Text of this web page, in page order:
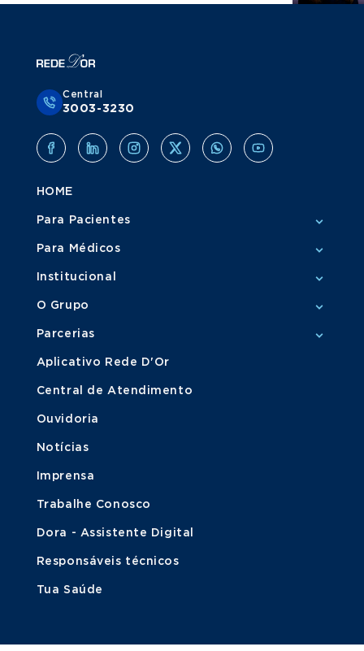
Central
3003-3230
HOME
Para Pacientes
Para Médicos
Institucional
O Grupo
Parcerias
Aplicativo Rede D'Or
Central de Atendimento
Ouvidoria
Notícias
Imprensa
Trabalhe Conosco
Dora - Assistente Digital
Responsáveis técnicos
Tua Saúde